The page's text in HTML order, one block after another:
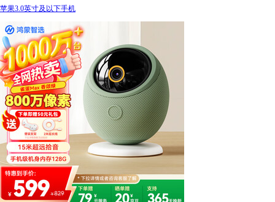
苹果3.0英寸及以下手机